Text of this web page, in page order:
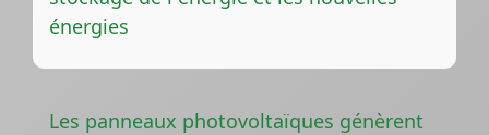
énergies
Les panneaux photovoltaïques génèrent